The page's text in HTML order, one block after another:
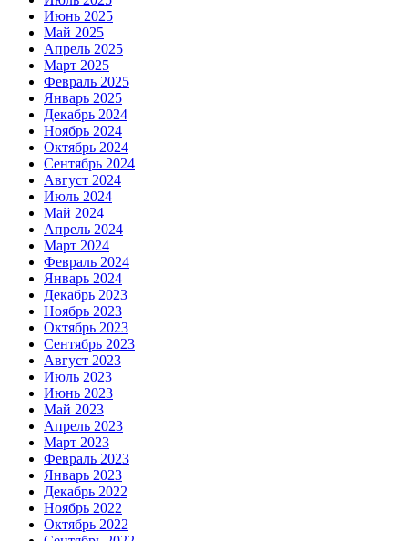
Июнь 2025
Май 2025
Апрель 2025
Март 2025
Февраль 2025
Январь 2025
Декабрь 2024
Ноябрь 2024
Октябрь 2024
Сентябрь 2024
Август 2024
Июль 2024
Май 2024
Апрель 2024
Март 2024
Февраль 2024
Январь 2024
Декабрь 2023
Ноябрь 2023
Октябрь 2023
Сентябрь 2023
Август 2023
Июль 2023
Июнь 2023
Май 2023
Апрель 2023
Март 2023
Февраль 2023
Январь 2023
Декабрь 2022
Ноябрь 2022
Октябрь 2022